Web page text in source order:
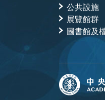
公共設施
展覽館群
圖書館及